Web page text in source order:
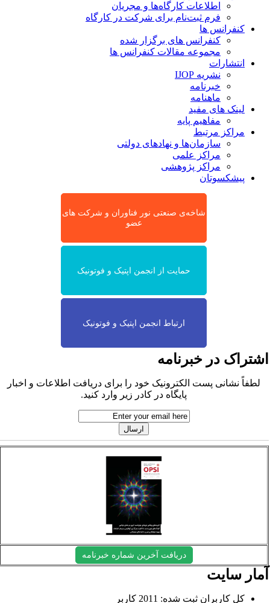
اطلاعات کارگاه‌ها و مجریان
فرم ثبت‌نام برای شرکت در کارگاه
کنفرانس ها
کنفرانس های برگزار شده
مجموعه مقالات کنفرانس ها
انتشارات
نشریه IJOP
خبرنامه
ماهنامه
لینک های مفید
مفاهیم پایه
مراکز مرتبط
سازمان‌ها و نهادهای دولتی
مراکز علمی
مراکز پژوهشی
پیشکسوتان
شاخه‌ی صنعتی نور فناوران و شرکت های
عضو
حمایت از انجمن اپتیک و فوتونیک
ارتباط انجمن اپتیک و فوتونیک
در خبرنامه
لطفاً نشانی پست الکترونیک خود را برای دریافت اطلاعات و اخبار
پایگاه در کادر زیر وارد کنید.
دریافت آخرین شماره خبرنامه
سایت
کل کاربران ثبت شده: 2011 کاربر